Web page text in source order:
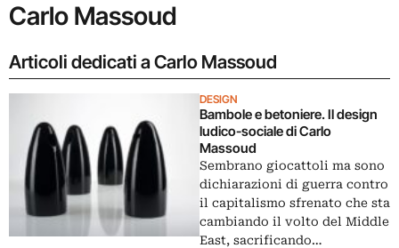
Carlo Massoud
Articoli dedicati a Carlo Massoud
DESIGN
Bambole e betoniere. Il design
ludico-sociale di Carlo
Massoud
Sembrano giocattoli ma sono
dichiarazioni di guerra contro
il capitalismo sfrenato che sta
cambiando il volto del Middle
East, sacrificando…